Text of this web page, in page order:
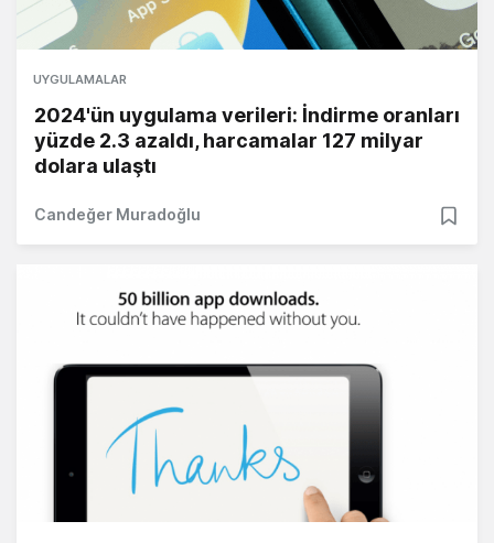
UYGULAMALAR
2024'ün uygulama verileri: İndirme oranları
yüzde 2.3 azaldı, harcamalar 127 milyar
dolara ulaştı
Candeğer Muradoğlu